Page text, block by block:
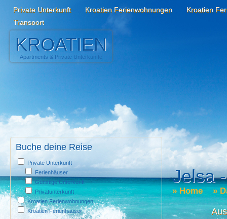
Private Unterkunft Kroatien Ferienwohnungen
Kroatien
Transport
KROATIEN
Apartments & Private Unterkunfte
Buche deine Reise
Private Unterkunft
Ferienhäuser
Günstige Unterkunft
Privatunterkunft
Kroatien Ferienwohnungen
Kroatien Ferienhäuser
Jelsa
» Home »